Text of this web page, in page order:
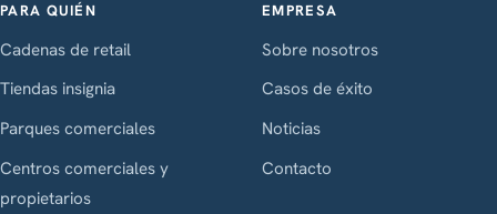
PARA QUIÉN
Cadenas de retail
Tiendas insignia
Parques comerciales
Centros comerciales y
propietarios
EMPRESA
Sobre nosotros
Casos de éxito
Noticias
Contacto